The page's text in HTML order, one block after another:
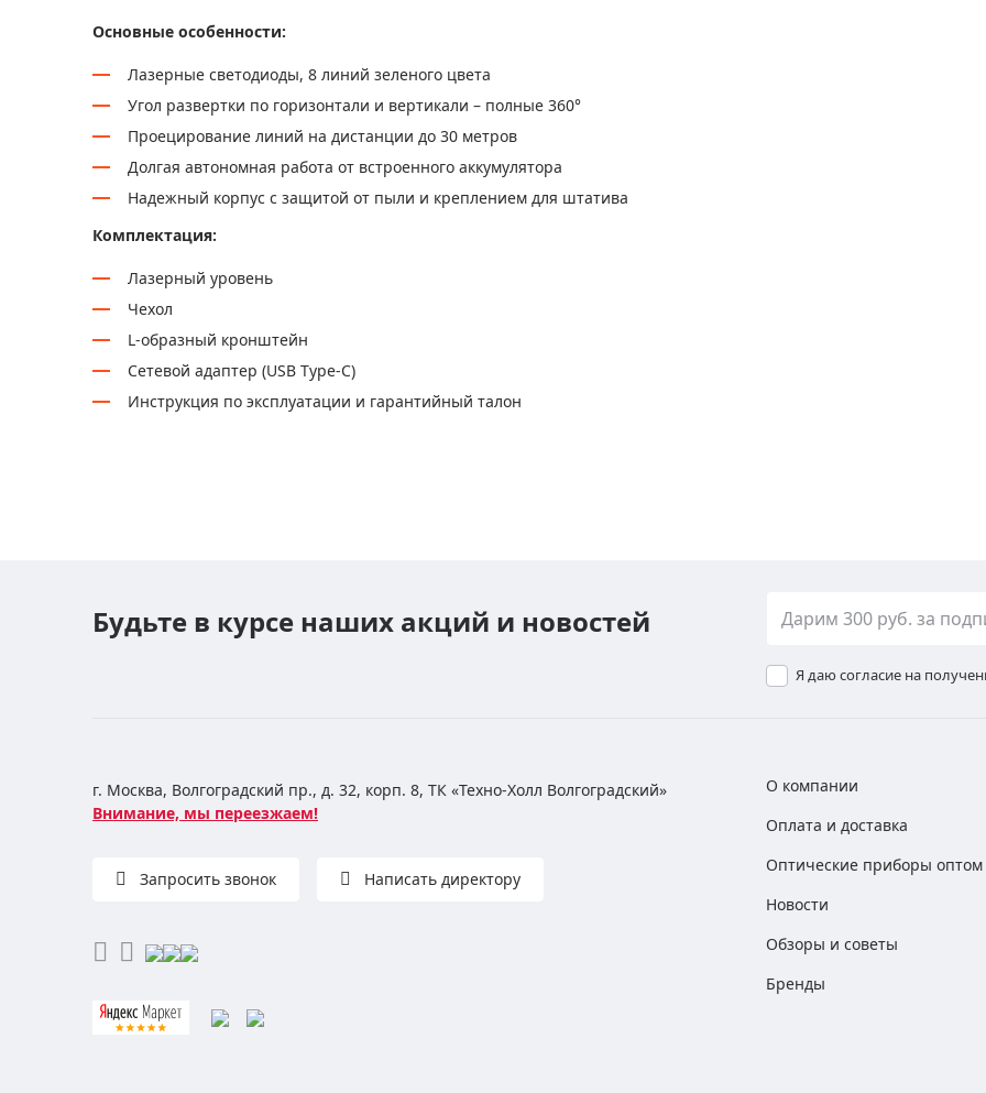
Основные особенности:
Лазерные светодиоды, 8 линий зеленого цвета
Угол развертки по горизонтали и вертикали – полные 360°
Проецирование линий на дистанции до 30 метров
Долгая автономная работа от встроенного аккумулятора
Надежный корпус с защитой от пыли и креплением для штатива
Комплектация:
Лазерный уровень
Чехол
L-образный кронштейн
Сетевой адаптер (USB Type-C)
Инструкция по эксплуатации и гарантийный талон
Будьте в курсе наших акций и новостей
Я даю согласие на
г. Москва, Волгоградский пр., д. 32, корп. 8, ТК «Техно-Холл Волгоградский»
Внимание, мы переезжаем!
Запросить звонок Написать директору
О компании
Оплата и доставка
Оптические приборы оптом
Новости
Обзоры и советы
Бренды